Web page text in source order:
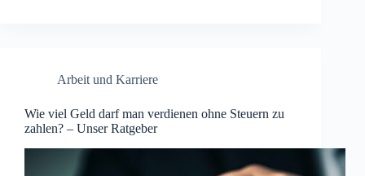
Arbeit und Karriere
Wie viel Geld darf man verdienen ohne Steuern zu
zahlen? – Unser Ratgeber